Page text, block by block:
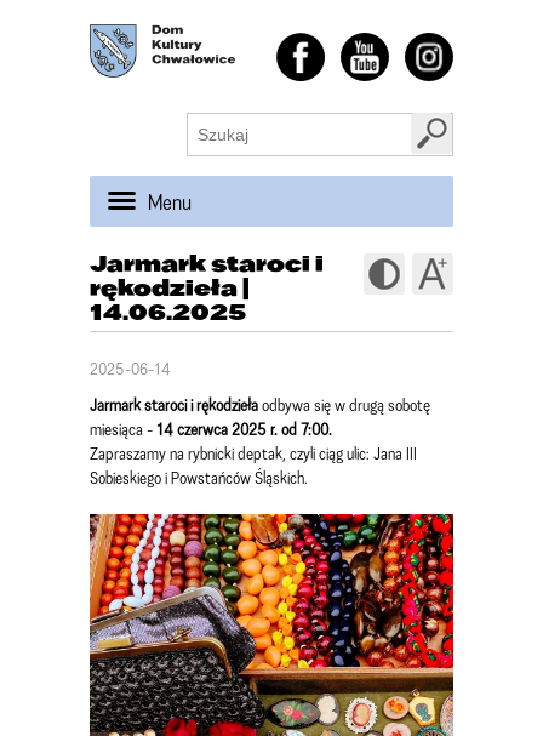
Menu
Jarmark staroci i
rękodzieła |
14.06.2025
2025-06-14
Jarmark staroci i rękodziełaodbywa się w drugą sobotę
miesiąca -14 czerwca 2025 r. od 7:00.
Zapraszamy na rybnicki deptak, czyli ciąg ulic: Jana III
Sobieskiego i Powstańców Śląskich.